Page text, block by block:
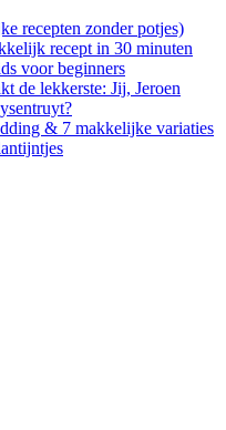
recepten zonder potjes)
recept in 30 minuten
voor beginners
de lekkerste: Jij, Jeroen
& 7 makkelijke variaties